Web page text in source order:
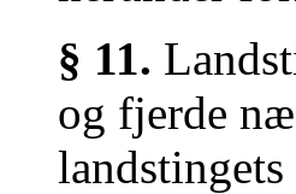
§ 11.
og fjerde
landstingets